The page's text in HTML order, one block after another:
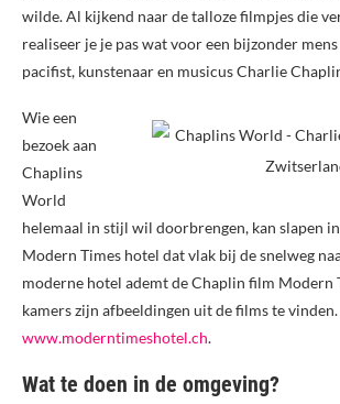
wilde. Al kijkend naar de talloze filmpjes die
realiseer je je pas wat voor een bijzonder
pacifist, kunstenaar en musicus Charlie
Wie een
bezoek aan
Chaplins
World
helemaal in stijl wil doorbrengen, kan slapen
Modern Times hotel dat vlak bij de snelweg
moderne hotel ademt de Chaplin film Modern
kamers zijn afbeeldingen uit de films te vinden.
www.moderntimeshotel.ch.
Wat te doen in de omgeving?